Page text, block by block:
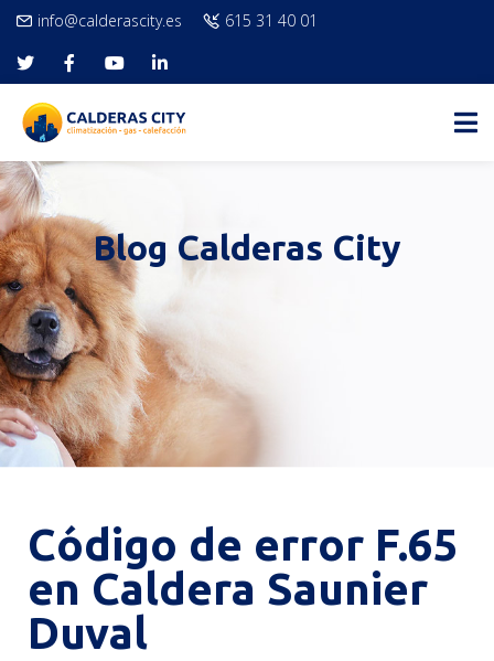
info@calderascity.es 615 31 40 01
Blog Calderas City
Código de error F.65
en Caldera Saunier
Duval